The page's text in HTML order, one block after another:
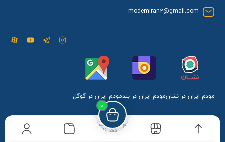
0
modemiran2@gmail.com
مودم ایران در نشانمودم ایران در بلدمودم ایران در گوگل
کلیه حقوق مادی و معنوی برای مودم ایران محفوظ می
باشد و هرگونه کپی برداری بدون ذکر نام و لینک مودم
ایران شامل پیگرد قانونی می باشد.